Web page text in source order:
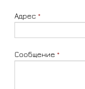
Адрес *
Сообщение *